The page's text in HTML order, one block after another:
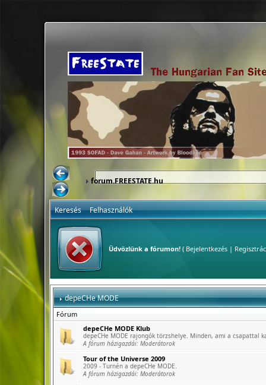
forum.FREESTATE.hu
Keresés Felhasználók
Üdvözlünk a fórumon!( Bejelentkezés|
depeCHe MODE
Fórum
depeCHe MODE Klub
depeCHe MODE rajongók törzshelye. Minden, ami a csapattal
A fórum házigazdái: Moderátorok
Tour of the Universe 2009
2009 - Turnén a depeCHe MODE.
A fórum házigazdái: Moderátorok